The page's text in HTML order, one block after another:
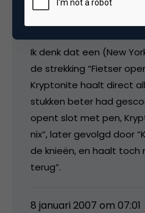
Ik denk dat een (New
de strekking “Fietser
Kryptonite haalt direct
stukken beter had
opent slot met pen,
nix”, later gevolgd door
de knieën, en haalt toch
terug”.
8 januari 2007 om 07:01